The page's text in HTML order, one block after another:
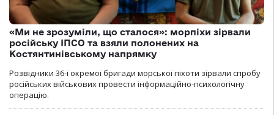
«Ми не зрозуміли, що сталося»: морпіхи зірвали
російську ІПСО та взяли полонених на
Костянтинівському напрямку
Розвідники 36-ї окремої бригади морської піхоти зірвали спробу
російських військових провести інформаційно-психологічну
операцію.